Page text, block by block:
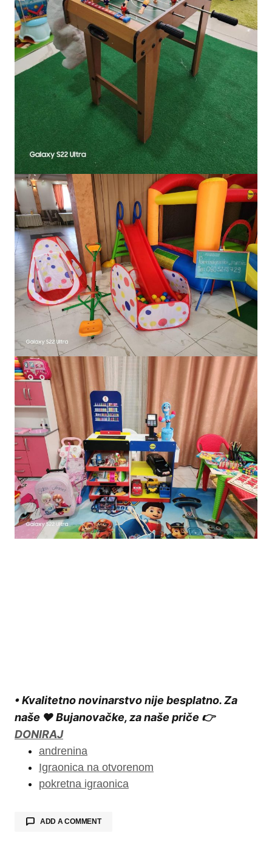
• Kvalitetno novinarstvo nije besplatno. Za
naše ❤️ Bujanovačke, za naše priče 👉
DONIRAJ
andrenina
Igraonica na otvorenom
pokretna igraonica
ADD A COMMENT